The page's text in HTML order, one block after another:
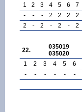
1
2 3 4 5 6 7
-
- - 2 2 2 2
2
- 2 - 2 - 2
22.
035019
035020
1
2 3 4 5 6
-
- - - - -